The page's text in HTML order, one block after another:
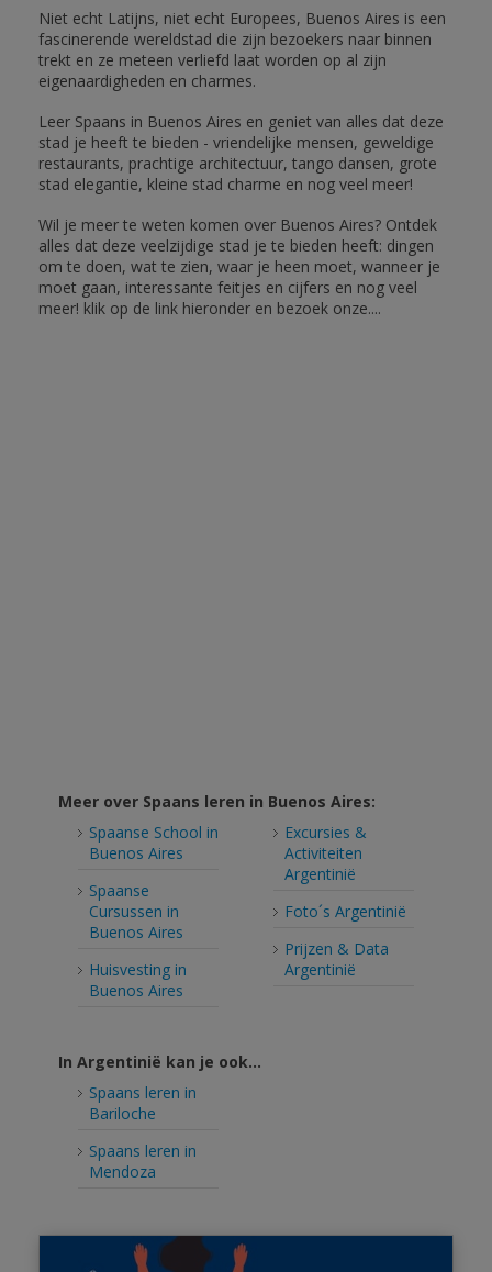
Niet echt Latijns, niet echt Europees, Buenos Aires is een
fascinerende wereldstad die zijn bezoekers naar binnen
trekt en ze meteen verliefd laat worden op al zijn
eigenaardigheden en charmes.
Leer Spaans in Buenos Aires en geniet van alles dat deze
stad je heeft te bieden - vriendelijke mensen, geweldige
restaurants, prachtige architectuur, tango dansen, grote
stad elegantie, kleine stad charme en nog veel meer!
Wil je meer te weten komen over Buenos Aires? Ontdek
alles dat deze veelzijdige stad je te bieden heeft: dingen
om te doen, wat te zien, waar je heen moet, wanneer je
moet gaan, interessante feitjes en cijfers en nog veel
meer! klik op de link hieronder en bezoek onze....
Meer over Spaans leren in Buenos Aires:
Spaanse School in
Buenos Aires
Spaanse
Cursussen in
Buenos Aires
Huisvesting in
Buenos Aires
Excursies &
Activiteiten
Argentinië
Foto´s Argentinië
Prijzen & Data
Argentinië
In Argentinië kan je ook...
Spaans leren in
Bariloche
Spaans leren in
Mendoza